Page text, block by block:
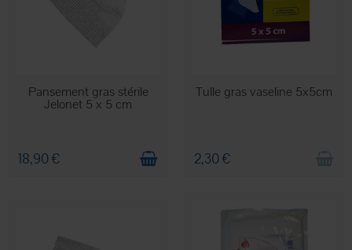
EN STOCK
Pansement gras stérile
Jelonet 5 x 5 cm
18,90 €
RUPTURE DE STOCK
Tulle gras vaseline 5x5cm
2,30 €